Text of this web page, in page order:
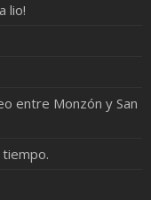
lio!
entre Monzón y San